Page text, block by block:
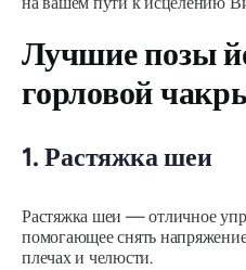
Лучшие позы
горловой
1. Растяжка шеи
Растяжка шеи — отличное
помогающее снять
плечах и челюсти.